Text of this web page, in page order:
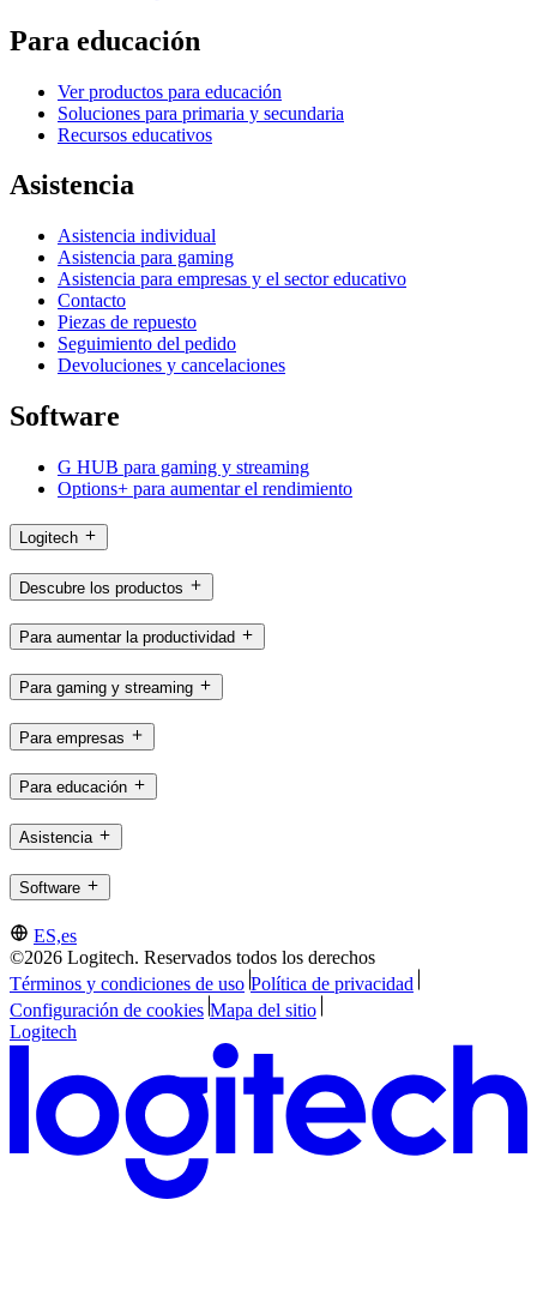
Para educación
Ver productos para educación
Soluciones para primaria y secundaria
Recursos educativos
Asistencia
Asistencia individual
Asistencia para gaming
Asistencia para empresas y el sector educativo
Contacto
Piezas de repuesto
Seguimiento del pedido
Devoluciones y cancelaciones
Software
G HUB para gaming y streaming
Options+ para aumentar el rendimiento
Logitech
Descubre los productos
Para aumentar la productividad
Para gaming y streaming
Para empresas
Para educación
Asistencia
Software
ES,es
©2026 Logitech. Reservados todos los derechos
Términos y condiciones de uso Política de privacidad
Configuración de cookies Mapa del sitio
Logitech